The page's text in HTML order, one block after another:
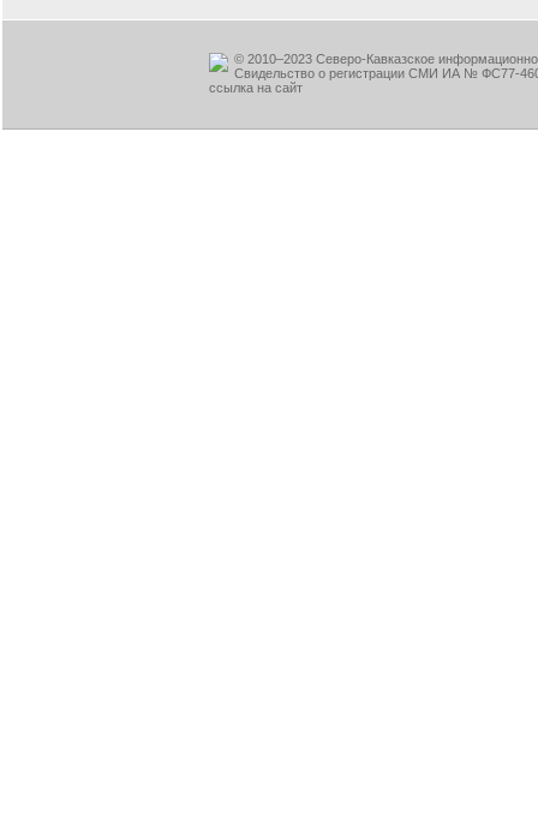
© 2010–2023 Северо-Кавказское
Свидельство о регистрации СМИ ИА № ФС77-
ссылка на сайт